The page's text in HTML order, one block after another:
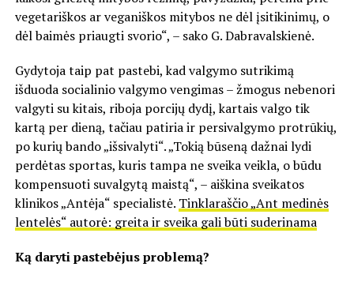
vegetariškos ar veganiškos mitybos ne dėl įsitikinimų, o
dėl baimės priaugti svorio“, – sako G. Dabravalskienė.
Gydytoja taip pat pastebi, kad valgymo sutrikimą
išduoda socialinio valgymo vengimas – žmogus nebenori
valgyti su kitais, riboja porcijų dydį, kartais valgo tik
kartą per dieną, tačiau patiria ir persivalgymo protrūkių,
po kurių bando „išsivalyti“. „Tokią būseną dažnai lydi
perdėtas sportas, kuris tampa ne sveika veikla, o būdu
kompensuoti suvalgytą maistą“, – aiškina sveikatos
klinikos „Antėja“ specialistė. Tinklaraščio „Ant medinės
lentelės“ autorė: greita ir sveika gali būti suderinama
Ką daryti pastebėjus problemą?